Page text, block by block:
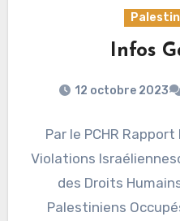
Infos
12 octobre 2023
Par le PCHR
Violations
des Droits
Palestiniens